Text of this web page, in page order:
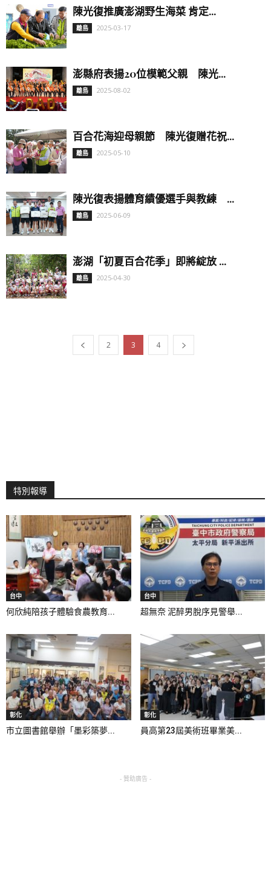
陳光復推廣澎湖野生海菜 肯定...
離島 2025-03-17
澎縣府表揚20位模範父親 陳光...
離島 2025-08-02
百合花海迎母親節 陳光復贈花祝...
離島 2025-05-10
陳光復表揚體育績優選手與教練 ...
離島 2025-06-09
澎湖「初夏百合花季」即將綻放 ...
離島 2025-04-30
2 3 4
特別報導
台中
何欣純陪孩子體驗食農教育...
台中
超無奈 泥醉男脫序見警舉...
彰化
市立圖書館舉辦「墨彩築夢...
彰化
員高第23屆美術班畢業美...
- 贊助廣告 -